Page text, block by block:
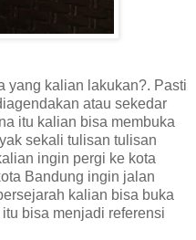
yang kalian lakukan?. Pasti
atau sekedar
itu kalian bisa membuka
sekali tulisan tulisan
ingin pergi ke kota
Bandung ingin jalan
kalian bisa buka
itu bisa menjadi referensi